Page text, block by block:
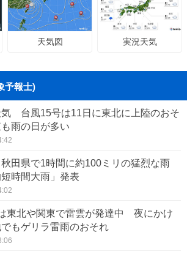
天気図 実況天気
予報士)
気 台風15号は11日に東北に上陸のおそ
雨の日が多い
秋田県で1時間に約100ミリの猛烈な雨
短時間大雨」発表
東北や関東で雷雲が発達中 夜にかけ
もゲリラ雷雨のおそれ